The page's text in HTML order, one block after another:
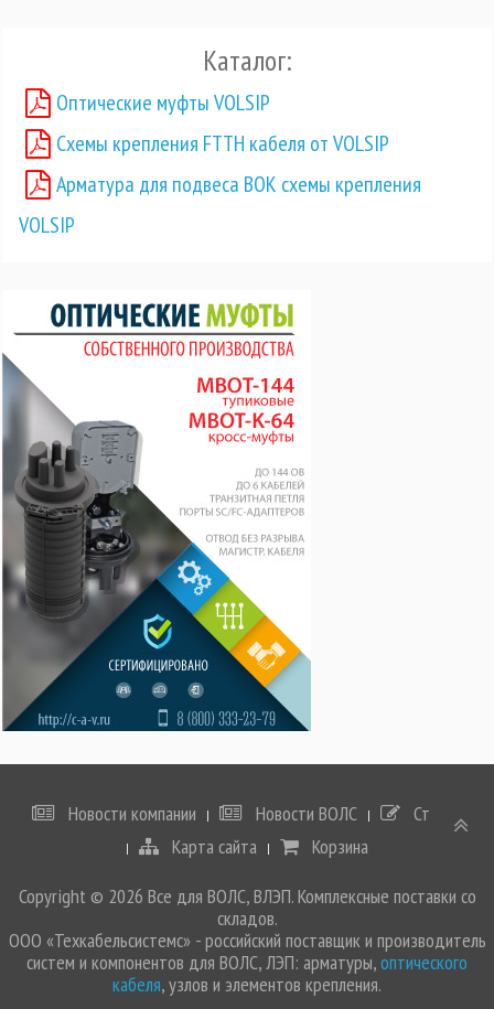
Каталог:
Оптические муфты VOLSIP
Схемы крепления FTTH кабеля от VOLSIP
Арматура для подвеса ВОК схемы крепления
VOLSIP
Новости компании Новости ВОЛС
Статьи
Карта сайта
Корзина
Copyright © 2026 Все для ВОЛС, ВЛЭП. Комплексные поставки со
складов.
ООО «Техкабельсистемс» - российский поставщик и производитель
систем и компонентов для ВОЛС, ЛЭП: арматуры,оптического
кабеля, узлов и элементов крепления.